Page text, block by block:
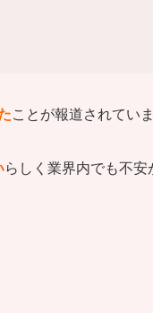
ことが報道されてい
らしく業界内でも不